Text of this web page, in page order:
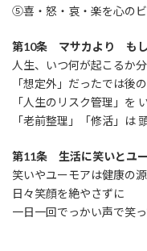
⑤喜・怒・哀・楽を心のビ
第10条 マサカより もし
人生、いつ何が起こるか
「想定外」だったでは後
「人生のリスク管理」を
「老前整理」「修活」は
第11条 生活に笑いとユ
笑いやユーモアは健康の
日々笑顔を絶やさずに
一日一回でっかい声で笑